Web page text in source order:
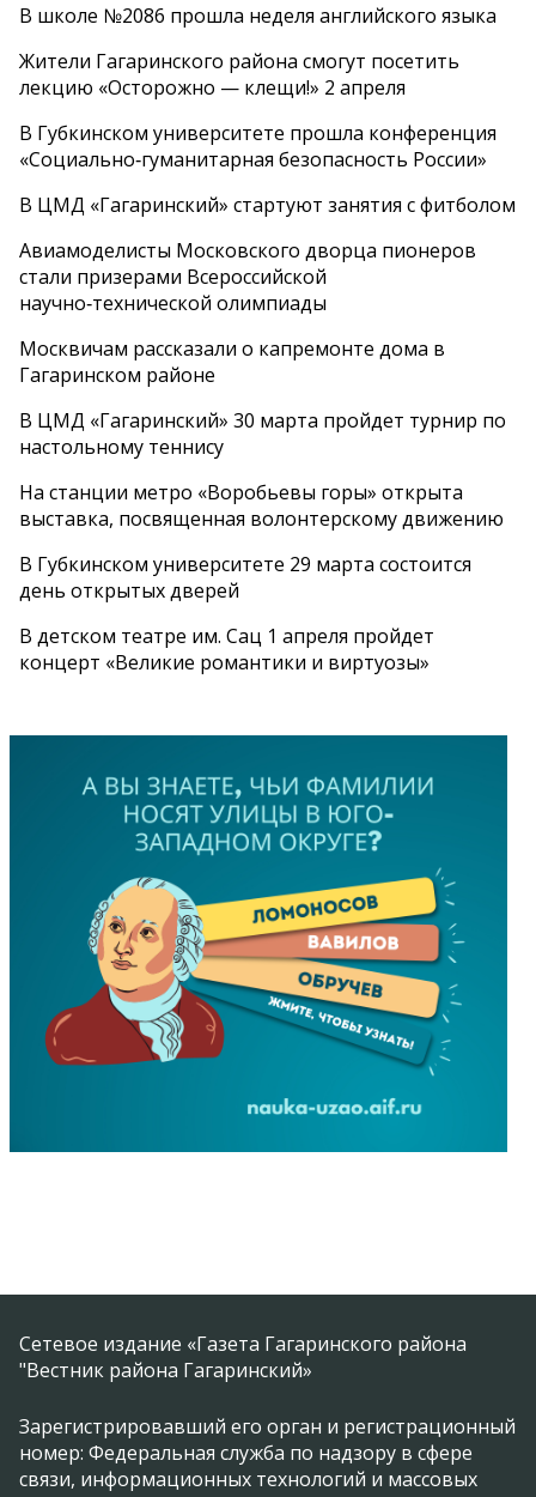
В школе №2086 прошла неделя английского языка
Жители Гагаринского района смогут посетить
лекцию «Осторожно — клещи!» 2 апреля
В Губкинском университете прошла конференция
«Социально‑гуманитарная безопасность России»
В ЦМД «Гагаринский» стартуют занятия с фитболом
Авиамоделисты Московского дворца пионеров
стали призерами Всероссийской
научно‑технической олимпиады
Москвичам рассказали о капремонте дома в
Гагаринском районе
В ЦМД «Гагаринский» 30 марта пройдет турнир по
настольному теннису
На станции метро «Воробьевы горы» открыта
выставка, посвященная волонтерскому движению
В Губкинском университете 29 марта состоится
день открытых дверей
В детском театре им. Сац 1 апреля пройдет
концерт «Великие романтики и виртуозы»
Сетевое издание «Газета Гагаринского района
"Вестник района Гагаринский»
Зарегистрировавший его орган и регистрационный
номер: Федеральная служба по надзору в сфере
связи, информационных технологий и массовых